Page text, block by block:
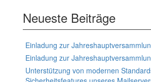
Neueste Beiträge
Einladung zur
Einladung zur
Unterstützung von modernen